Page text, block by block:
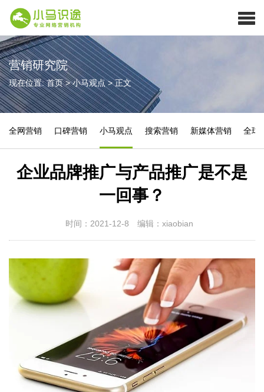
营销研究院
现在位置:首页>小马观点>正文
全网营销 口碑营销 小马观点 搜索营销 新媒体营销 全球
企业品牌推广与产品推广是不是
一回事？
时间：2021-12-8 编辑：xiaobian